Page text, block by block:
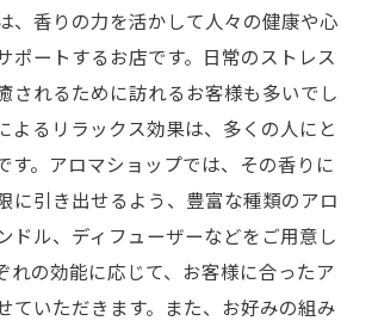
、香りの力を活かして人々の健康や心
ポートするお店です。日常のストレス
されるために訪れるお客様も多いでし
よるリラックス効果は、多くの人にと
す。アロマショップでは、その香りに
に引き出せるよう、豊富な種類のアロ
ドル、ディフューザーなどをご用意し
れの効能に応じて、お客様に合ったア
ていただきます。また、お好みの組み